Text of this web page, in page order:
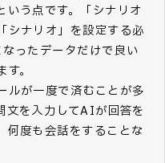
いう点です。「シナリオ
シナリオ」を設定する必
ったデータだけで良い
。
ルが一度で済むことが多
文を入力してAIが回答を
何度も会話をすることな